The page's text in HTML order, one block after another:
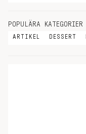
POPULÄRA KATEGORIER
ARTIKEL DESSERT